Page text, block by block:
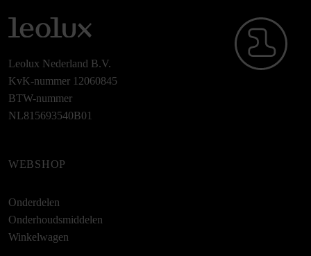
Leolux Nederland B.V.
KvK-nummer 12060845
BTW-nummer
NL815693540B01
WEBSHOP
Onderdelen
Onderhoudsmiddelen
Winkelwagen